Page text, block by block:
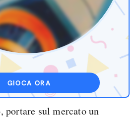
GIOCA ORA
portare sul mercato un